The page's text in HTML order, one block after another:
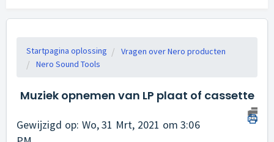
Startpagina oplossing
Vragen over Nero producten
Nero Sound Tools
Muziek opnemen van LP plaat of cassette
Gewijzigd op: Wo, 31 Mrt, 2021 om 3:06